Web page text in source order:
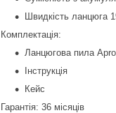
Швидкість ланцюга
Комплектація:
Ланцюгова пила
Інструкція
Кейс
Гарантія: 36 місяців